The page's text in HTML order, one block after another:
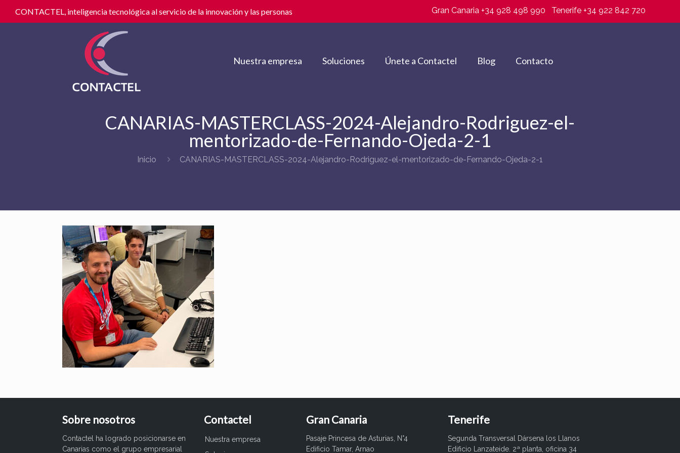
CONTACTEL, inteligencia tecnológica al servicio de la innovación y las personas Gran Canaria +34 928 498 990 Tenerife +34 922 842 720
Nuestra empresa Soluciones Únete a Contactel Blog Contacto
CANARIAS-MASTERCLASS-2024-Alejandro-Rodriguez-el-
mentorizado-de-Fernando-Ojeda-2-1
Inicio CANARIAS-MASTERCLASS-2024-Alejandro-Rodriguez-el-mentorizado-de-Fernando-Ojeda-2-1
Sobre nosotros
Contactel ha logrado posicionarse en
Canarias como el grupo empresarial
Contactel
Nuestra empresa
Gran Canaria
Pasaje Princesa de Asturias, N°4
Edificio Tamar, Arnao
Tenerife
Segunda Transversal Dársena los Llanos
Edificio Lanzateide. 2ª planta, oficina 34